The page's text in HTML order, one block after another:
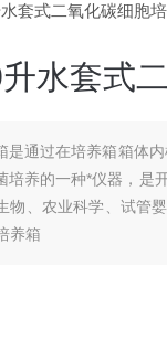
套式二氧化碳细胞
水套式
是通过在培养箱箱体
培养的一种*仪器，是
物、农业科学、试管
养箱